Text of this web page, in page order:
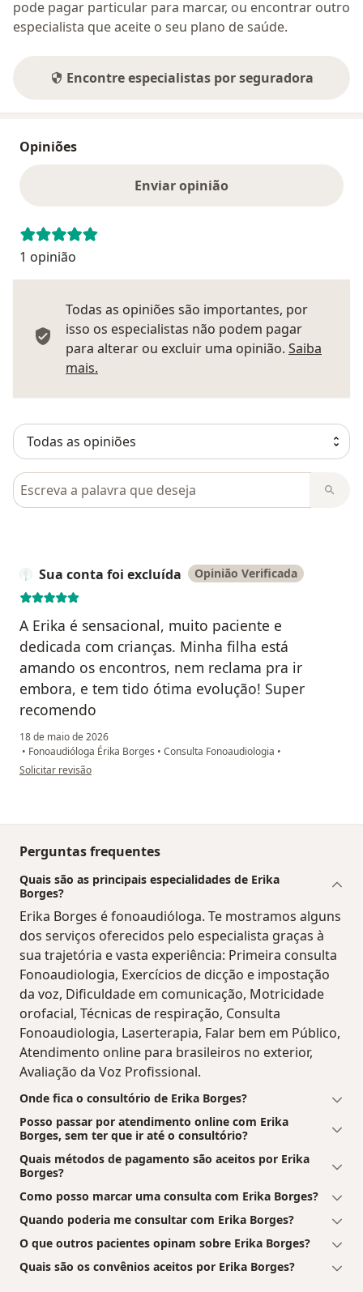
pode pagar particular para marcar, ou encontrar outro
especialista que aceite o seu plano de saúde.
Encontre especialistas por seguradora
Opiniões
Enviar opinião
1 opinião
Todas as opiniões são importantes, por
isso os especialistas não podem pagar
para alterar ou excluir uma opinião. Saiba
mais.
Pesquisar em opiniões
Sua conta foi excluída Opinião Verificada
A Erika é sensacional, muito paciente e
dedicada com crianças. Minha filha está
amando os encontros, nem reclama pra ir
embora, e tem tido ótima evolução! Super
recomendo
18 de maio de 2026
• Fonoaudióloga Érika Borges • Consulta Fonoaudiologia •
na opinião do utilizador Sua conta foi excluída
Solicitar revisão
Perguntas frequentes
Quais são as principais especialidades de Erika
Borges?
Erika Borges é fonoaudióloga. Te mostramos alguns
dos serviços oferecidos pelo especialista graças à
sua trajetória e vasta experiência: Primeira consulta
Fonoaudiologia, Exercícios de dicção e impostação
da voz, Dificuldade em comunicação, Motricidade
orofacial, Técnicas de respiração, Consulta
Fonoaudiologia, Laserterapia, Falar bem em Público,
Atendimento online para brasileiros no exterior,
Avaliação da Voz Profissional.
Onde fica o consultório de Erika Borges?
Posso passar por atendimento online com Erika
Borges, sem ter que ir até o consultório?
Quais métodos de pagamento são aceitos por Erika
Borges?
Como posso marcar uma consulta com Erika Borges?
Quando poderia me consultar com Erika Borges?
O que outros pacientes opinam sobre Erika Borges?
Quais são os convênios aceitos por Erika Borges?